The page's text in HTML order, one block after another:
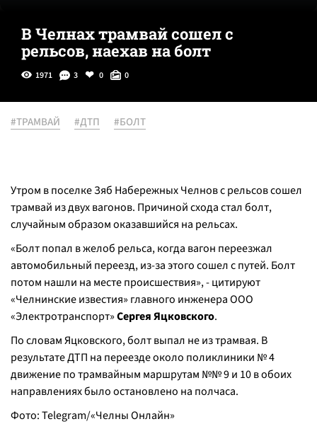
В Челнах трамвай сошел с
рельсов, наехав на болт
1971 3 0 0
#ТРАМВАЙ #ДТП #БОЛТ
Утром в поселке Зяб Набережных Челнов с рельсов сошел
трамвай из двух вагонов. Причиной схода стал болт,
случайным образом оказавшийся на рельсах.
«Болт попал в желоб рельса, когда вагон переезжал
автомобильный переезд, из-за этого сошел с путей. Болт
потом нашли на месте происшествия», - цитируют
«Челнинские известия» главного инженера ООО
«Электротранспорт»Сергея Яцковского.
По словам Яцковского, болт выпал не из трамвая. В
результате ДТП на переезде около поликлиники № 4
движение по трамвайным маршрутам №№ 9 и 10 в обоих
направлениях было остановлено на полчаса.
Фото: Telegram/«Челны Онлайн»